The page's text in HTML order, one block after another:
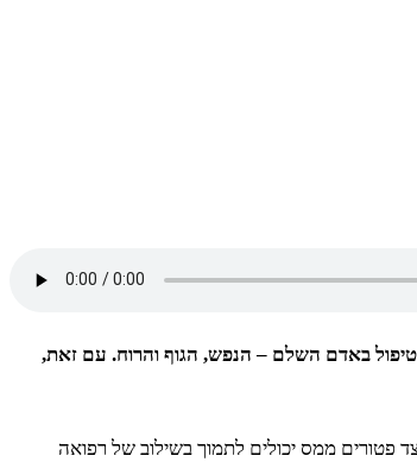
באדם השלם – הנפש, הגוף והרוח. עם זאת,
פטורים ממס יכולים לתמוך בשילוב של רפואה